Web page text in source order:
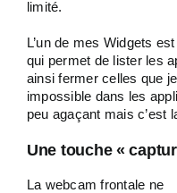
limité.
L’un de mes Widgets
qui permet de lister les
ainsi fermer celles que
impossible dans les
peu agaçant mais c’est
Une touche «
La webcam frontale ne